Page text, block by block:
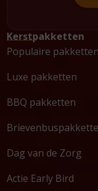
Kerstpakketten
Populaire pakketten
Luxe pakketten
BBQ pakketten
Dag van de Zorg
Actie Early Bird